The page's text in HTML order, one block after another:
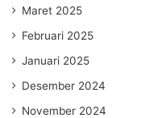
Maret 2025
Februari 2025
Januari 2025
Desember 2024
November 2024